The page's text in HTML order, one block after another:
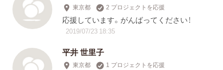
東京都 2 プロジェクトを応援
応援しています。がんばってください！
2019/07/23 18:35
平井 世里子
東京都 1 プロジェクトを応援